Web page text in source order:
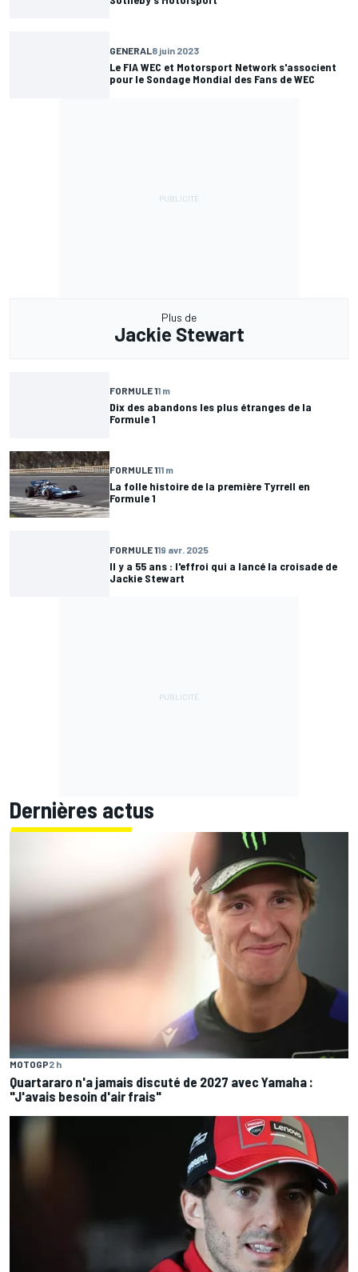
GENERAL8 juin 2023
Le FIA WEC et Motorsport Network s'associent
pour le Sondage Mondial des Fans de WEC
Plus de
Jackie Stewart
FORMULE 11 m
Dix des abandons les plus étranges de la
Formule 1
FORMULE 111 m
La folle histoire de la première Tyrrell en
Formule 1
FORMULE 119 avr. 2025
Il y a 55 ans : l'effroi qui a lancé la croisade de
Jackie Stewart
Dernières actus
MOTOGP2 h
Quartararo n'a jamais discuté de 2027 avec Yamaha :
"J'avais besoin d'air frais"